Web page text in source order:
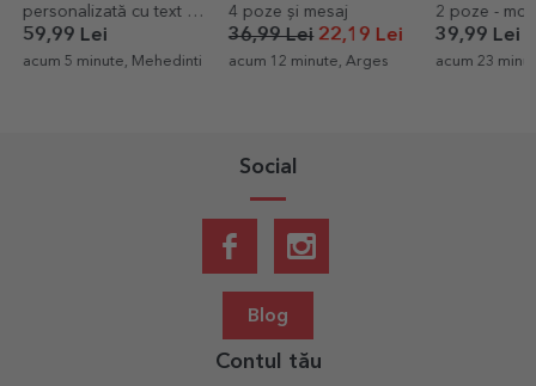
cu text și
Mehedinti
4 poze și mesaj
22,19 Lei
acum 12 minute, Arges
2 poze - model toartă
în formă de inimă
39,99 Lei
acum 23 minute, Bucuresti
Social
Blog
Contul tău